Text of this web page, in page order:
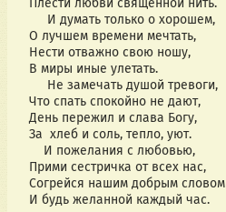
Плести любви священной нить.
И думать только о хорошем,
О лучшем времени мечтать,
Нести отважно свою ношу,
В миры иные улетать.
Не замечать душой тревоги,
Что спать спокойно не дают,
День пережил и слава Богу,
За хлеб и соль, тепло, уют.
И пожелания с любовью,
Прими сестричка от всех нас,
Согрейся нашим добрым словом
И будь желанной каждый час.